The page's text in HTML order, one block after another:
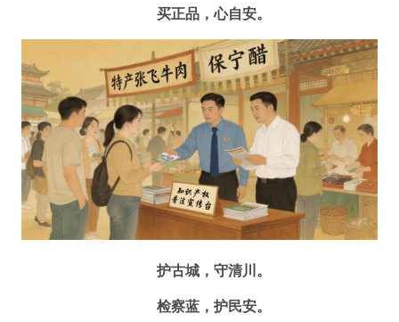
买正品，心自安。
护古城，守清川。
检察蓝，护民安。